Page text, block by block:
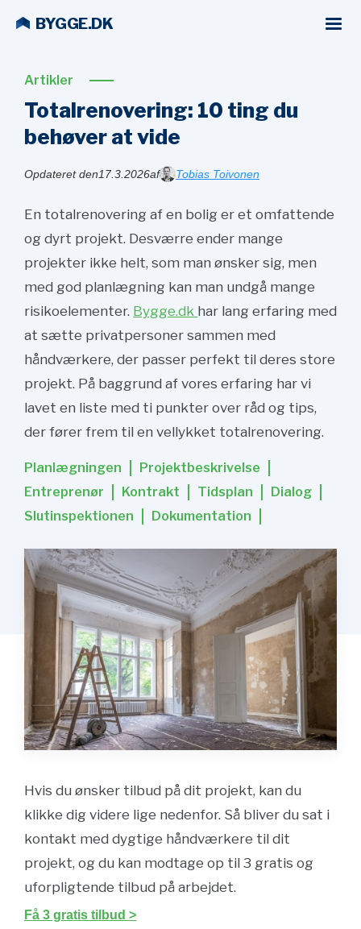
BYGGE.DK
Artikler
Totalrenovering: 10 ting du
behøver at vide
Opdateret den17.3.2026af Tobias Toivonen
En totalrenovering af en bolig er et omfattende
og dyrt projekt. Desværre ender mange
projekter ikke helt, som man ønsker sig, men
med god planlægning kan man undgå mange
risikoelementer. Bygge.dk har lang erfaring med
at sætte privatpersoner sammen med
håndværkere, der passer perfekt til deres store
projekt. På baggrund af vores erfaring har vi
lavet en liste med ti punkter over råd og tips,
der fører frem til en vellykket totalrenovering.
Planlægningen
Projektbeskrivelse
Entreprenør
Kontrakt Tidsplan
Dialog
Slutinspektionen
Dokumentation
Hvis du ønsker tilbud på dit projekt, kan du
klikke dig videre lige nedenfor. Så bliver du sat i
kontakt med dygtige håndværkere til dit
projekt, og du kan modtage op til 3 gratis og
uforpligtende tilbud på arbejdet.
Få 3 gratis tilbud >